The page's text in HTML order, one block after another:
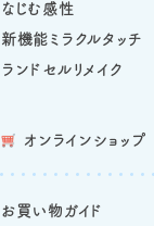
なじむ感性
新機能ミラクルタッチ
ランドセルリメイク
オンラインショップ
お買い物ガイド